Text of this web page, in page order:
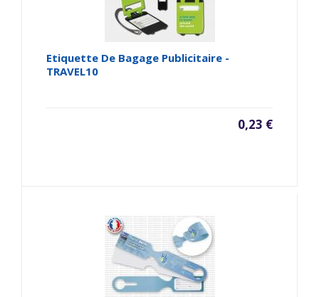
Etiquette De Bagage Publicitaire -
TRAVEL10
0,23 €